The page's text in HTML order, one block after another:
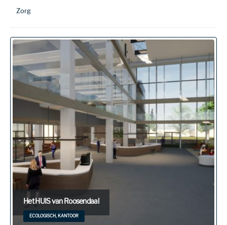
Zorg
Het HUIS van Roosendaal
ECOLOGISCH, KANTOOR